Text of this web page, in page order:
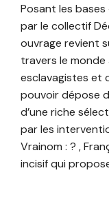
Posant les
par le collectif
ouvrage revient
travers le
esclavagistes et
pouvoir dépose
d’une riche
par les
Vrainom : ? ,
incisif qui